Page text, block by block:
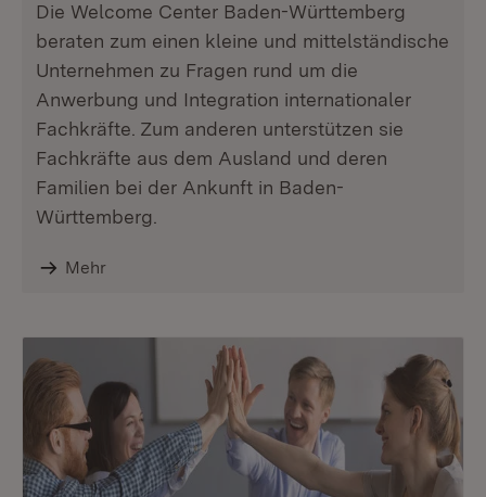
Die Welcome Center Baden-Württemberg
beraten zum einen kleine und mittelständische
Unternehmen zu Fragen rund um die
Anwerbung und Integration internationaler
Fachkräfte. Zum anderen unterstützen sie
Fachkräfte aus dem Ausland und deren
Familien bei der Ankunft in Baden-
Württemberg.
Mehr